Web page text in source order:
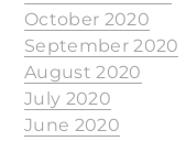
October 2020
September 2020
August 2020
July 2020
June 2020